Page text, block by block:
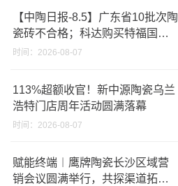
【中陶日报-8.5】广东省10批次陶
瓷砖不合格；科达购买特福国际
股份申请未通过；蒙娜丽莎5千万
破18亿元
时间：2026-08-07
113%超额收官！新中源陶瓷乌兰
浩特门店周年活动圆满落幕
时间：2026-08-07
赋能终端︱鹰牌陶瓷长沙区域营
销会议圆满举行，共探渠道拓展